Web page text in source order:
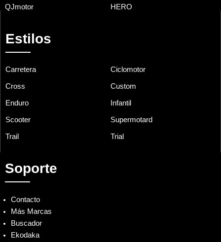
QJmotor HERO
Estilos
Carretera Ciclomotor
Cross Custom
Enduro Infantil
Scooter Supermotard
Trail Trial
Soporte
Contacto
Más Marcas
Buscador
Ekodaka